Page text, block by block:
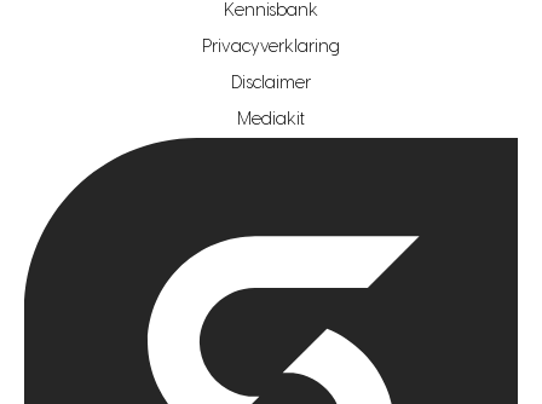
hypotheekshop regio den haag
hypotheekshop regio rotterdam
Kennisbank
Privacyverklaring
Disclaimer
Mediakit